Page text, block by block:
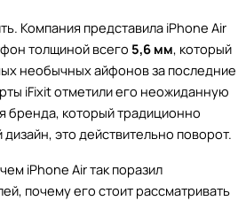
Компания представила iPhone Air
толщиной всего 5,6 мм, который
необычных айфонов за последние
iFixit отметили его неожиданную
бренда, который традиционно
это действительно поворот.
iPhone Air так поразил
почему его стоит рассматривать